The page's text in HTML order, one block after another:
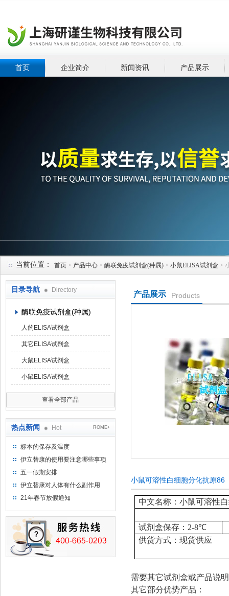
首页 企业简介 新闻资讯 产品展示
当前位置： 首页 > 产品中心 > 酶联免疫试剂盒(种属) > 小鼠ELISA试剂盒 >
目录导航 Directory
酶联免疫试剂盒(种属)
人的ELISA试剂盒
其它ELISA试剂盒
大鼠ELISA试剂盒
小鼠ELISA试剂盒
查看全部产品
热点新闻 Hot ROME+
标本的保存及温度
伊立替康的使用要注意哪些事项
五一假期安排
伊立替康对人体有什么副作用
21年春节放假通知
产品展示 Products
小鼠可溶性白细胞分化抗原86
中文名称：小鼠可溶性
试剂盒保存： 2-8℃
供货方式：现货供应
需要其它试剂盒或产品说
其它部分优势产品：